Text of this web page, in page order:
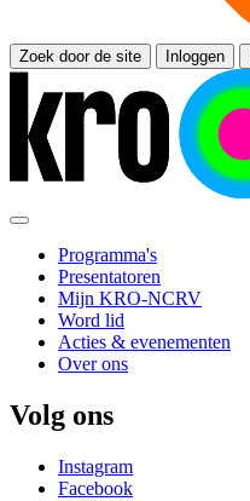
Zoek door de site Inloggen
Programma's
Presentatoren
Mijn KRO-NCRV
Word lid
Acties & evenementen
Over ons
Volg ons
Instagram
Facebook